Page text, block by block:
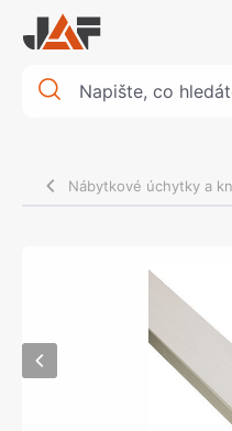
Nábytkové úchytky a